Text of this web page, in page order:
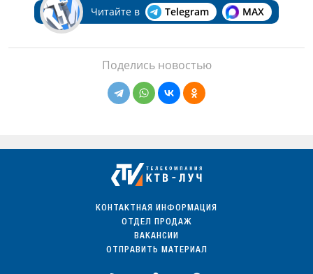
Читайте в Telegram MAX
Поделись новостью
КОНТАКТНАЯ ИНФОРМАЦИЯ
ОТДЕЛ ПРОДАЖ
ВАКАНСИИ
ОТПРАВИТЬ МАТЕРИАЛ